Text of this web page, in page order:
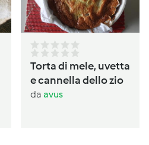
Torta di mele, uvetta
e cannella dello zio
da avus